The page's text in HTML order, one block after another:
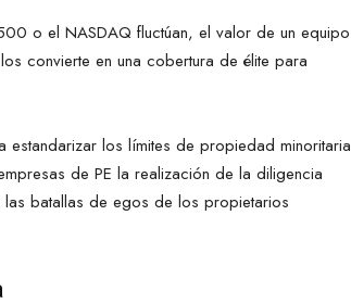
o el NASDAQ fluctúan, el valor de un equipo
convierte en una cobertura de élite para
estandarizar los límites de propiedad minoritaria
de PE la realización de la diligencia
batallas de egos de los propietarios